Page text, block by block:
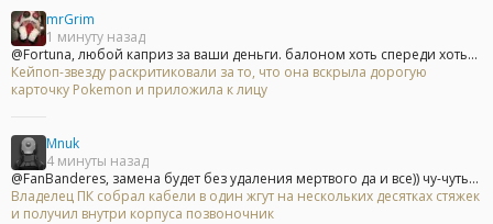
mrGrim
1 минуту назад
@Fortuna, любой каприз за ваши деньги. балоном хоть спереди хоть...
Кейпоп-звезду раскритиковали за то, что она вскрыла дорогую
карточку Pokemon и приложила к лицу
Mnuk
4 минуты назад
@FanBanderes, замена будет без удаления мертвого да и все)) чу-чуть...
Владелец ПК собрал кабели в один жгут на нескольких десятках стяжек
и получил внутри корпуса позвоночник